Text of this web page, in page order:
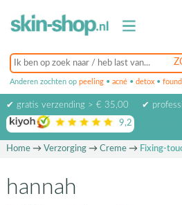
Anderen zochten op peeling • acné • detox •
✔ gratis verzending > € 35,00 ✔
9,2 op basis van
Home→ Verzorging→ Creme→ Fixing-
hannah